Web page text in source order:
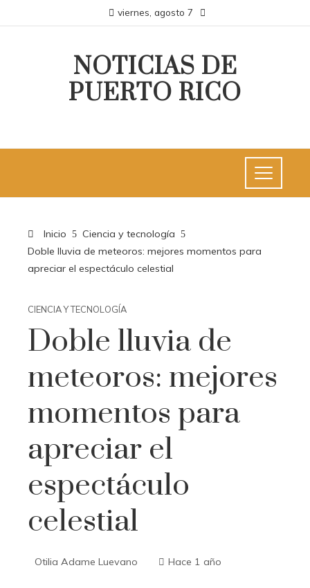
viernes, agosto 7
NOTICIAS DE
PUERTO RICO
Inicio
Ciencia y tecnología
Doble lluvia de meteoros: mejores momentos para
apreciar el espectáculo celestial
CIENCIA Y TECNOLOGÍA
Doble lluvia de
meteoros: mejores
momentos para
apreciar el
espectáculo
celestial
Otilia Adame Luevano Hace 1 año